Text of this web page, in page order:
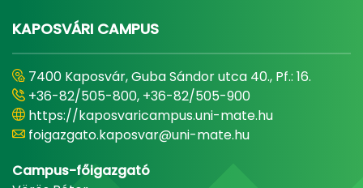
KAPOSVÁRI CAMPUS
7400 Kaposvár, Guba Sándor utca 40., Pf.: 16.
+36-82/505-800, +36-82/505-900
https://kaposvaricampus.uni-mate.hu
foigazgato.kaposvar@uni-mate.hu
Campus-főigazgató